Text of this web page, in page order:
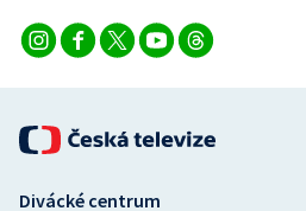
Divácké centrum